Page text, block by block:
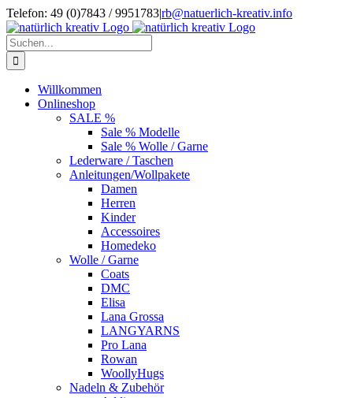
Zum
Inhalt
springen
Telefon: 49 (0)7843 / 9951783|rb@natuerlich-kreativ.info
Suche
nach:
Willkommen
Onlineshop
SALE %
Sale % Modelle
Sale % Wolle / Garne
Lederware / Taschen
Anleitungen/Wollpakete
Damen
Herren
Kinder
Accessoires
Homedeko
Wolle / Garne
Coats
DMC
Elisa
Lana Grossa
LANGYARNS
Pro Lana
Rowan
WoollyHugs
Nadeln & Zubehör